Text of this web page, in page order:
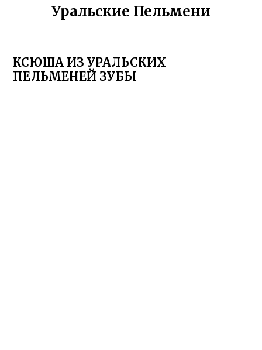
Уральские Пельмени
КСЮША ИЗ УРАЛЬСКИХ
ПЕЛЬМЕНЕЙ ЗУБЫ